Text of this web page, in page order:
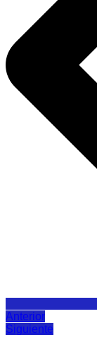
Anterior
Siguiente